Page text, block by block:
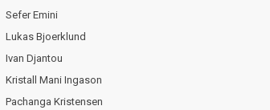
Sefer Emini
Lukas Bjoerklund
Ivan Djantou
Kristall Mani Ingason
Pachanga Kristensen